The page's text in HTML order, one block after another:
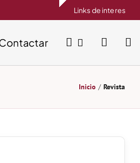
Links de interes
Inicio Revista